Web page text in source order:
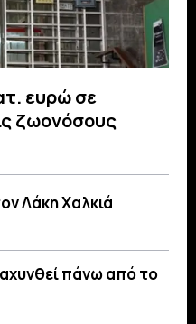
ευρώ σε
ζωονόσους
Λάκη Χαλκιά
πάνω από το